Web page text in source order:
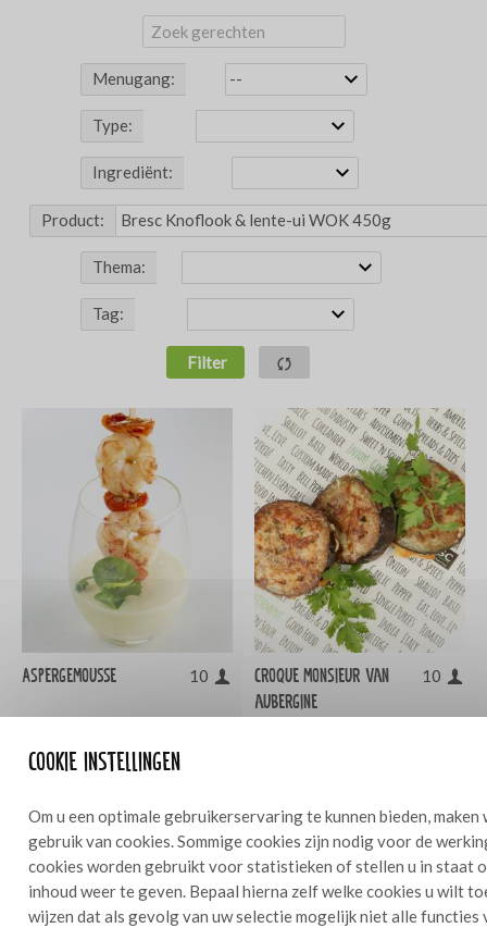
Cookie instellingen
Om u een optimale gebruikerservaring te kunnen bieden,
gebruik van cookies. Sommige cookies zijn nodig voor de
cookies worden gebruikt voor statistieken of stellen u in staat
inhoud weer te geven. Bepaal hierna zelf welke cookies u wilt
wijzen dat als gevolg van uw selectie mogelijk niet alle functies
Menugang:
Type:
Ingrediënt:
Product:
Thema:
Tag:
Filter
Aspergemousse 10
Croque monsieur van
aubergine
10